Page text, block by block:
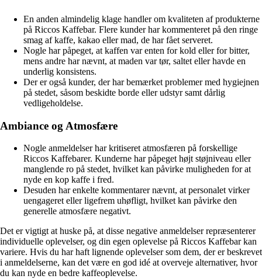
En anden almindelig klage handler om kvaliteten af produkterne
på Riccos Kaffebar. Flere kunder har kommenteret på den ringe
smag af kaffe, kakao eller mad, de har fået serveret.
Nogle har påpeget, at kaffen var enten for kold eller for bitter,
mens andre har nævnt, at maden var tør, saltet eller havde en
underlig konsistens.
Der er også kunder, der har bemærket problemer med hygiejnen
på stedet, såsom beskidte borde eller udstyr samt dårlig
vedligeholdelse.
Ambiance og Atmosfære
Nogle anmeldelser har kritiseret atmosfæren på forskellige
Riccos Kaffebarer. Kunderne har påpeget højt støjniveau eller
manglende ro på stedet, hvilket kan påvirke muligheden for at
nyde en kop kaffe i fred.
Desuden har enkelte kommentarer nævnt, at personalet virker
uengageret eller ligefrem uhøfligt, hvilket kan påvirke den
generelle atmosfære negativt.
Det er vigtigt at huske på, at disse negative anmeldelser repræsenterer
individuelle oplevelser, og din egen oplevelse på Riccos Kaffebar kan
variere. Hvis du har haft lignende oplevelser som dem, der er beskrevet
i anmeldelserne, kan det være en god idé at overveje alternativer, hvor
du kan nyde en bedre kaffeoplevelse.